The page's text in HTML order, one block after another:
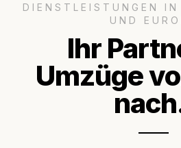
DIENSTLEISTUNGEN IN
UND
Ihr
Umzüge